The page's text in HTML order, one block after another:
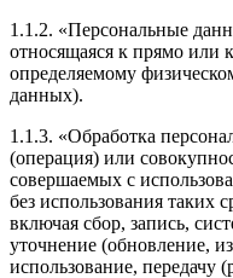
1.1.2. «Персональные
относящаяся к прямо или
определяемому
данных).
1.1.3. «Обработка
(операция) или
совершаемых с
без использования таких
включая сбор, запись,
уточнение (обновление,
использование, передачу